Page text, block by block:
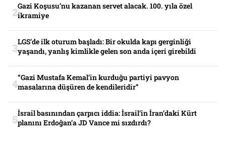
Gazi Koşusu’nu kazanan servet alacak. 100. yıla özel
ikramiye
LGS’de ilk oturum başladı: Bir okulda kapı gerginliği
yaşandı, yanlış kimlikle gelen son anda içeri girebildi
“Gazi Mustafa Kemal’in kurduğu partiyi pavyon
masalarına düşüren de kendileridir”
İsrail basınından çarpıcı iddia: İsrail’in İran’daki Kürt
planını Erdoğan’a JD Vance mi sızdırdı?